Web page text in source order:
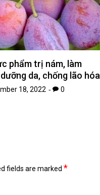
phẩm trị nám, làm
da, chống lão hóa
18, 2022 0
fields are marked *